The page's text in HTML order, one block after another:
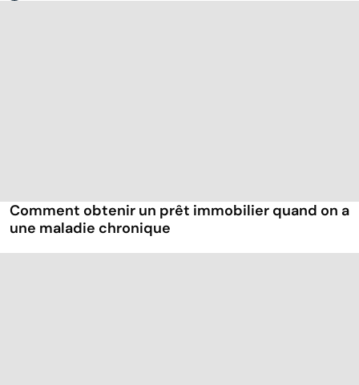
Comment obtenir un prêt immobilier quand on a
une maladie chronique